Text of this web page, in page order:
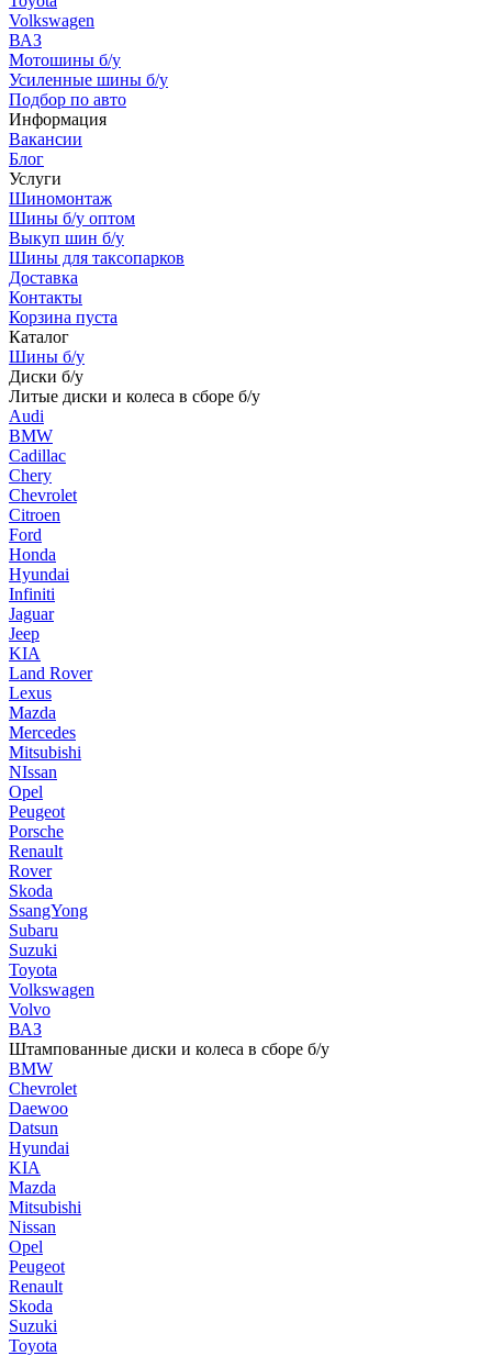
Volkswagen
ВАЗ
Мотошины б/у
Усиленные шины б/у
Подбор по авто
Информация
Вакансии
Блог
Услуги
Шиномонтаж
Шины б/у оптом
Выкуп шин б/у
Шины для таксопарков
Доставка
Контакты
Корзина пуста
Каталог
Шины б/у
Диски б/у
Литые диски и колеса в сборе б/у
Audi
BMW
Cadillac
Chery
Chevrolet
Citroen
Ford
Honda
Hyundai
Infiniti
Jaguar
Jeep
KIA
Land Rover
Lexus
Mazda
Mercedes
Mitsubishi
NIssan
Opel
Peugeot
Porsche
Renault
Rover
Skoda
SsangYong
Subaru
Suzuki
Toyota
Volkswagen
Volvo
ВАЗ
Штампованные диски и колеса в сборе б/у
BMW
Chevrolet
Daewoo
Datsun
Hyundai
KIA
Mazda
Mitsubishi
Nissan
Opel
Peugeot
Renault
Skoda
Suzuki
Toyota